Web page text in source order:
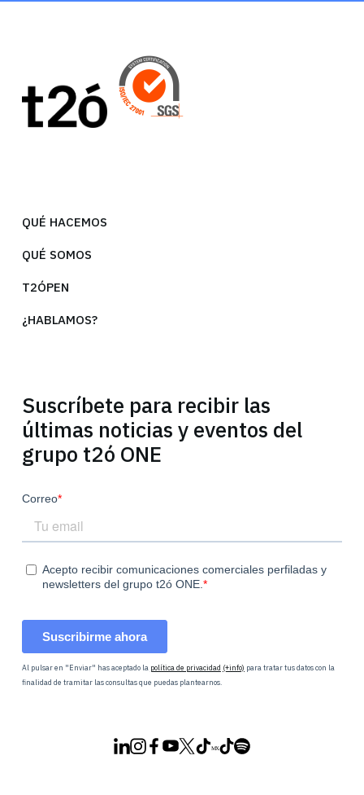
QUÉ HACEMOS
QUÉ SOMOS
T2ÓPEN
¿HABLAMOS?
Suscríbete para recibir las
últimas noticias y eventos del
grupo t2ó ONE
Al pulsar en "Enviar" has aceptado la política de privacidad (+info) para tratar tus datos con la
finalidad de tramitar las consultas que puedas plantearnos.